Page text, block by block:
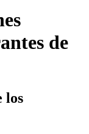
de
los